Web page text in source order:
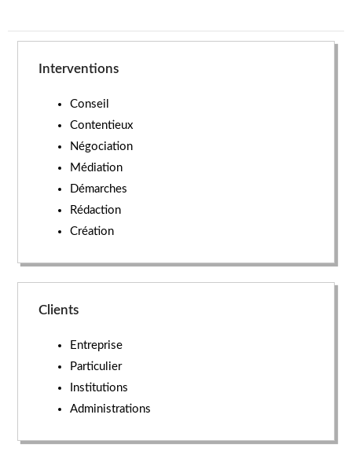
Interventions
Conseil
Contentieux
Négociation
Médiation
Démarches
Rédaction
Création
Clients
Entreprise
Particulier
Institutions
Administrations